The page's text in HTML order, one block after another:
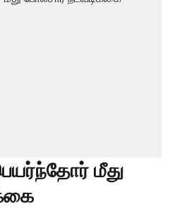
மீது